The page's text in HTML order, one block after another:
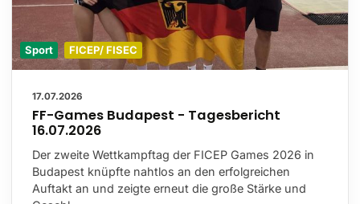
Sport FICEP/ FISEC
17.07.2026
FF-Games Budapest - Tagesbericht
16.07.2026
Der zweite Wettkampftag der FICEP Games 2026 in
Budapest knüpfte nahtlos an den erfolgreichen
Auftakt an und zeigte erneut die große Stärke und